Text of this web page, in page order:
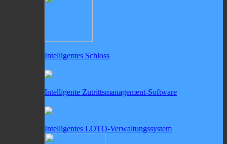
Intelligentes Schloss
Intelligente Zutrittsmanagement-Software
Intelligentes LOTO-Verwaltungssystem